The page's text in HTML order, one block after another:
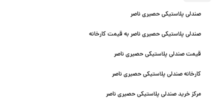
صندلی پلاستیکی حصیری ناصر
صندلی پلاستیکی حصیری ناصر به قیمت کارخانه
قیمت صندلی پلاستیکی حصیری ناصر
کارخانه صندلی پلاستیکی حصیری ناصر
مرکز خرید صندلی پلاستیکی حصیری ناصر